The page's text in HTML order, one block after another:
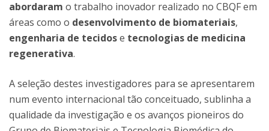
abordaram o trabalho inovador realizado no CBQF em
áreas como o desenvolvimento de biomateriais,
engenharia de tecidose tecnologias de medicina
regenerativa.
A seleção destes investigadores para se apresentarem
num evento internacional tão conceituado, sublinha a
qualidade da investigação e os avanços pioneiros do